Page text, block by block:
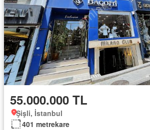
55.000.000 TL
Şişli, İstanbul
401 metrekare